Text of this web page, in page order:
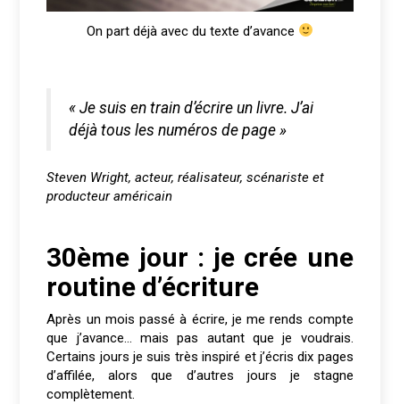
On part déjà avec du texte d’avance
« Je suis en train d’écrire un livre. J’ai
déjà tous les numéros de page »
Steven Wright, acteur, réalisateur, scénariste et
producteur américain
30ème jour : je crée une
routine d’écriture
Après un mois passé à écrire, je me rends compte
que j’avance… mais pas autant que je voudrais.
Certains jours je suis très inspiré et j’écris dix pages
d’affilée, alors que d’autres jours je stagne
complètement.